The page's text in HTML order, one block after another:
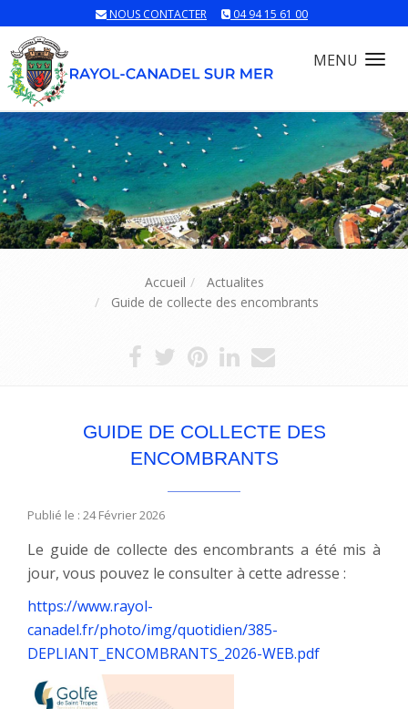
NOUS CONTACTER 04 94 15 61 00
MENU
Accueil
Actualites
Guide de collecte des encombrants
GUIDE DE COLLECTE DES
ENCOMBRANTS
Publié le : 24 Février 2026
Le guide de collecte des encombrants a été mis à
jour, vous pouvez le consulter à cette adresse :
https://www.rayol-
canadel.fr/photo/img/quotidien/385-
DEPLIANT_ENCOMBRANTS_2026-WEB.pdf